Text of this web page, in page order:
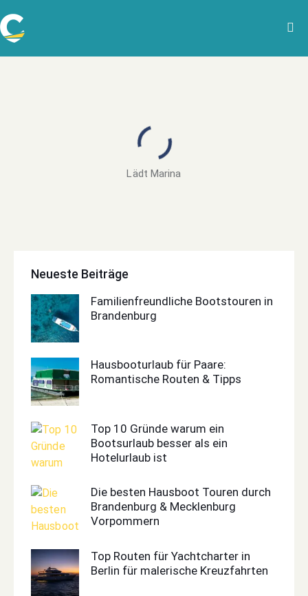
Lädt Marina
Neueste Beiträge
Familienfreundliche Bootstouren in
Brandenburg
Hausbooturlaub für Paare:
Romantische Routen & Tipps
Top 10 Gründe warum ein
Bootsurlaub besser als ein
Hotelurlaub ist
Die besten Hausboot Touren durch
Brandenburg & Mecklenburg
Vorpommern
Top Routen für Yachtcharter in
Berlin für malerische Kreuzfahrten